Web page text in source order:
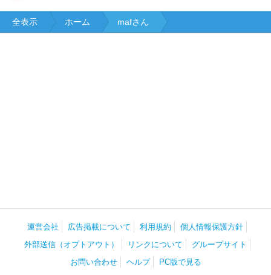
全表示 ホーム mafさん
運営会社 広告掲載について 利用規約
個人情報保護方針
外部送信（オプトアウト）
リンクについて
グループサイト
お問い合わせ
ヘルプ PC版で見る